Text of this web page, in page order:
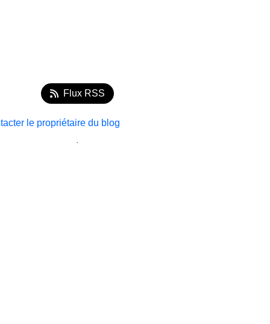
Flux RSS
le propriétaire du blog
.